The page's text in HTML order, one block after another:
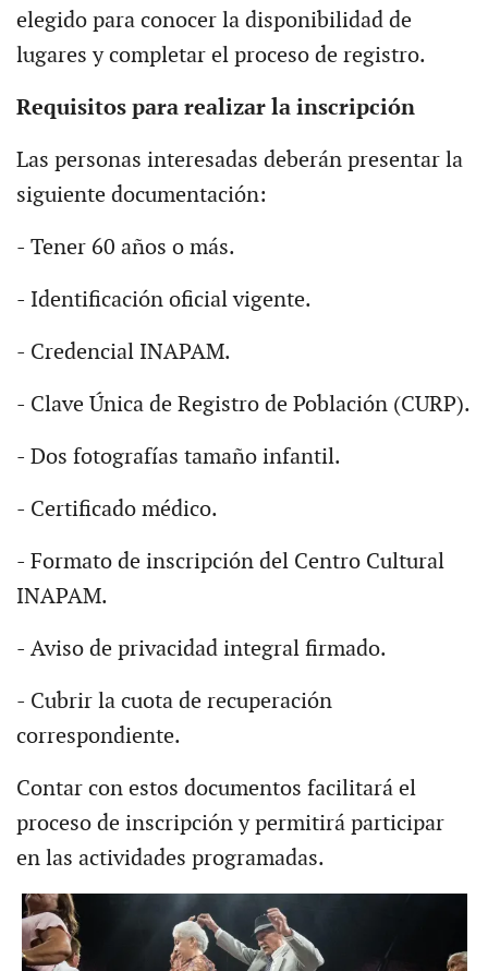
elegido para conocer la disponibilidad de
lugares y completar el proceso de registro.
Requisitos para realizar la inscripción
Las personas interesadas deberán presentar la
siguiente documentación:
- Tener 60 años o más.
- Identificación oficial vigente.
- Credencial INAPAM.
- Clave Única de Registro de Población (CURP).
- Dos fotografías tamaño infantil.
- Certificado médico.
- Formato de inscripción del Centro Cultural
INAPAM.
- Aviso de privacidad integral firmado.
- Cubrir la cuota de recuperación
correspondiente.
Contar con estos documentos facilitará el
proceso de inscripción y permitirá participar
en las actividades programadas.